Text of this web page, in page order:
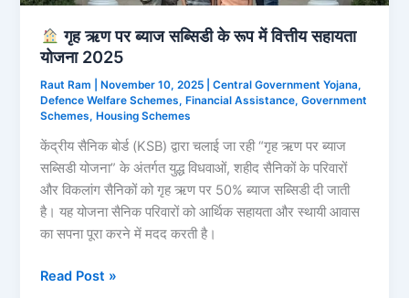
गृह ऋण पर ब्याज सब्सिडी के रूप में वित्तीय सहायता
योजना 2025
Raut Ram November 10, 2025 |Central Government Yojana,
Defence Welfare Schemes, Financial Assistance,Government
Schemes, Housing Schemes
केंद्रीय सैनिक बोर्ड (KSB) द्वारा चलाई जा रही “गृह ऋण पर ब्याज
सब्सिडी योजना” के अंतर्गत युद्ध विधवाओं, शहीद सैनिकों के परिवारों
और विकलांग सैनिकों को गृह ऋण पर 50% ब्याज सब्सिडी दी जाती
है। यह योजना सैनिक परिवारों को आर्थिक सहायता और स्थायी आवास
का सपना पूरा करने में मदद करती है।
Read Post »